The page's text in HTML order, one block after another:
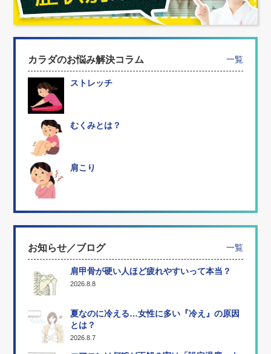
カラダのお悩み解決コラム 一覧
ストレッチ
むくみとは？
肩こり
お知らせ／ブログ 一覧
肩甲骨が硬い人ほど疲れやすいって本当？
2026.8.8
夏なのに冷える…女性に多い『冷え』の原因
とは？
2026.8.7